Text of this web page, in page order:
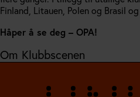
Finland, Litauen, Polen og Brasil
Håper å se deg – OPA!
Om Klubbscenen